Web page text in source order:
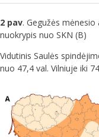
2 pav. Gegužės
nuokrypis nuo SKN (B)
Vidutinis Saulės
nuo 47,4 val. Vilniuje iki